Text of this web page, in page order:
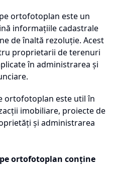
ortofotoplan este un
informațiile cadastrale
de înaltă rezoluție. Acest
proprietarii de terenuri
în administrarea și
ortofotoplan este util în
imobiliare, proiecte de
și administrarea
ortofotoplan conține